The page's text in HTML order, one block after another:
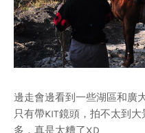
邊走會邊看到一些湖區和廣
只有帶KIT鏡頭，拍不太到
多，真是太糟了XD